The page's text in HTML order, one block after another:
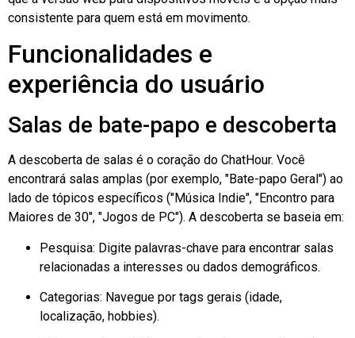
consistente para quem está em movimento.
Funcionalidades e
experiência do usuário
Salas de bate-papo e descoberta
A descoberta de salas é o coração do ChatHour. Você
encontrará salas amplas (por exemplo, "Bate-papo Geral") ao
lado de tópicos específicos ("Música Indie", "Encontro para
Maiores de 30", "Jogos de PC"). A descoberta se baseia em:
Pesquisa: Digite palavras-chave para encontrar salas
relacionadas a interesses ou dados demográficos.
Categorias: Navegue por tags gerais (idade,
localização, hobbies).